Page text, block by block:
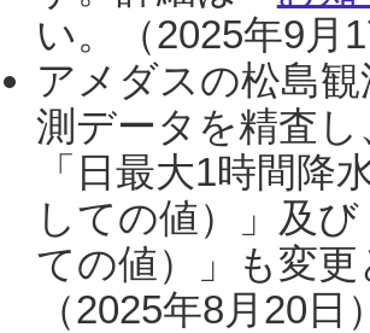
い。（2025年9月
アメダスの松島
測データを精査
「日最大1時間降
しての値）」及
ての値）」も変
（2025年8月20日）